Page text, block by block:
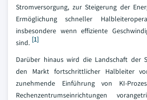
Stromversorgung, zur Steigerung der
Ermöglichung schneller
insbesondere wenn effiziente
sind. [1]
Darüber hinaus wird die Landschaft der
den Markt fortschrittlicher Halbleiter
zunehmende Einführung von KI-
Rechenzentrumseinrichtungen